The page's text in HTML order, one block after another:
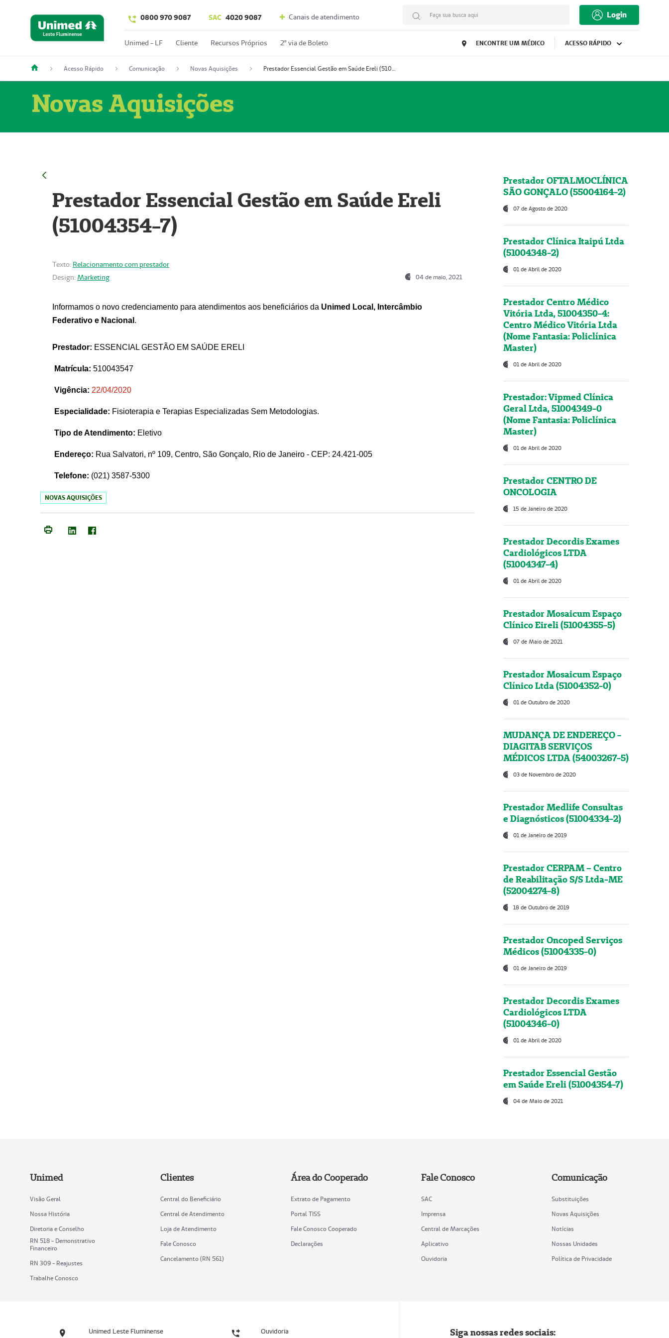
0800 970 9087 SAC 4020 9087 Canais de atendimento Faça sua busca aqui Login
Unimed - LF Cliente Recursos Próprios 2º via de Boleto ENCONTRE UM MÉDICO ACESSO RÁPIDO
Acesso Rápido Comunicação Novas Aquisições Prestador Essencial Gestão em Saúde Ereli (51004354-7)
Novas Aquisições
Prestador Essencial Gestão em Saúde Ereli
(51004354-7)
Texto: Relacionamento com prestador
Design: Marketing 04 de maio, 2021
Informamos o novo credenciamento para atendimentos aos beneficiários da Unimed Local, Intercâmbio
Federativo e Nacional .
Prestador: ESSENCIAL GESTÃO EM SAÚDE ERELI
Matrícula: 510043547
Vigência: 22/04/2020
Especialidade: Fisioterapia e Terapias Especializadas Sem Metodologias.
Tipo de Atendimento: Eletivo
Endereço: Rua Salvatori, nº 109, Centro, São Gonçalo, Rio de Janeiro - CEP: 24.421-005
Telefone: (021) 3587-5300
NOVAS AQUISIÇÕES
Prestador OFTALMOCLÍNICA
SÃO GONÇALO (55004164-2)
07 de Agosto de 2020
Prestador Clínica Itaipú Ltda
(51004348-2)
01 de Abril de 2020
Prestador Centro Médico
Vitória Ltda, 51004350-4:
Centro Médico Vitória Ltda
(Nome Fantasia: Policlínica
Master)
01 de Abril de 2020
Prestador: Vipmed Clínica
Geral Ltda, 51004349-0
(Nome Fantasia: Policlínica
Master)
01 de Abril de 2020
Prestador CENTRO DE
ONCOLOGIA
15 de Janeiro de 2020
Prestador Decordis Exames
Cardiológicos LTDA
(51004347-4)
01 de Abril de 2020
Prestador Mosaicum Espaço
Clínico Eireli (51004355-5)
07 de Maio de 2021
Prestador Mosaicum Espaço
Clínico Ltda (51004352-0)
01 de Outubro de 2020
MUDANÇA DE ENDEREÇO -
DIAGITAB SERVIÇOS
MÉDICOS LTDA (54003267-5)
03 de Novembro de 2020
Prestador Medlife Consultas
e Diagnósticos (51004334-2)
01 de Janeiro de 2019
Prestador CERPAM – Centro
de Reabilitação S/S Ltda-ME
(52004274-8)
18 de Outubro de 2019
Prestador Oncoped Serviços
Médicos (51004335-0)
01 de Janeiro de 2019
Prestador Decordis Exames
Cardiológicos LTDA
(51004346-0)
01 de Abril de 2020
Prestador Essencial Gestão
em Saúde Ereli (51004354-7)
04 de Maio de 2021
Unimed
Visão Geral
Nossa História
Diretoria e Conselho
RN 518 - Demonstrativo
Financeiro
RN 309 - Reajustes
Trabalhe Conosco
Clientes
Central do Beneficiário
Central de Atendimento
Loja de Atendimento
Fale Conosco
Cancelamento (RN 561)
Área do Cooperado
Extrato de Pagamento
Portal TISS
Fale Conosco Cooperado
Declarações
Fale Conosco
SAC
Imprensa
Central de Marcações
Aplicativo
Ouvidoria
Comunicação
Substituições
Novas Aquisições
Notícias
Nossas Unidades
Política de Privacidade
Unimed Leste Fluminense Ouvidoria Siga nossas redes sociais: